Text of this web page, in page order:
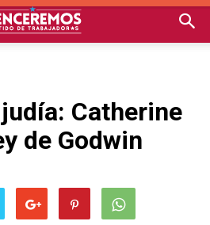
Catherine
de Godwin